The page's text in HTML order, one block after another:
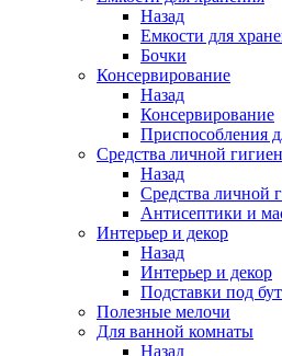
Назад
Емкости для
Бочки
Консервирование
Назад
Консервирование
Приспособления
Средства личной
Назад
Средства личной
Антисептики и
Интерьер и декор
Назад
Интерьер и декор
Подставки под
Полезные мелочи
Для ванной комнаты
Назад